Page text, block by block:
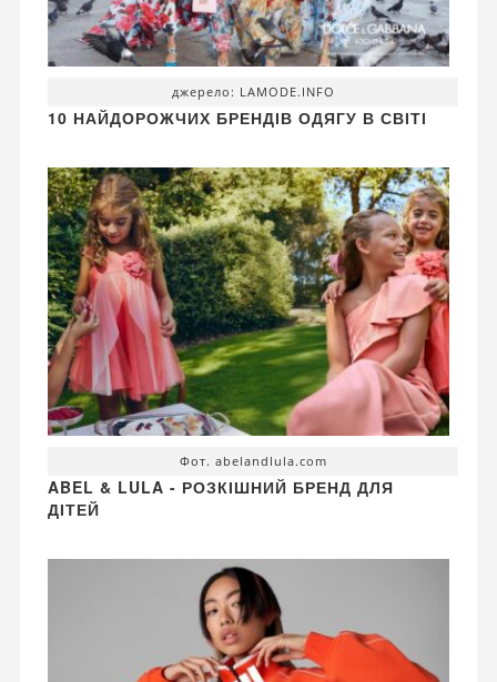
джерело: LAMODE.INFO
10 НАЙДОРОЖЧИХ БРЕНДІВ ОДЯГУ В СВІТІ
Фот. abelandlula.com
ABEL & LULA - РОЗКІШНИЙ БРЕНД ДЛЯ
ДІТЕЙ